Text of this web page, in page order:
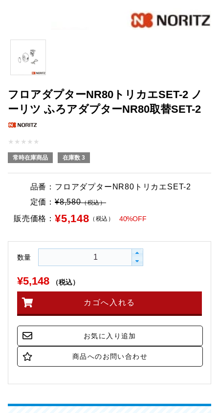
フロアダプターNR80トリカエSET-2 ノ
ーリツ ふろアダプターNR80取替SET-2
★ ★ ★ ★ ★
常時在庫商品 在庫数 3
品番： フロアダプターNR80トリカエSET-2
定価： ¥8,580（税込）
販売価格： ¥5,148 （税込） 40%OFF
数量
¥5,148 （税込）